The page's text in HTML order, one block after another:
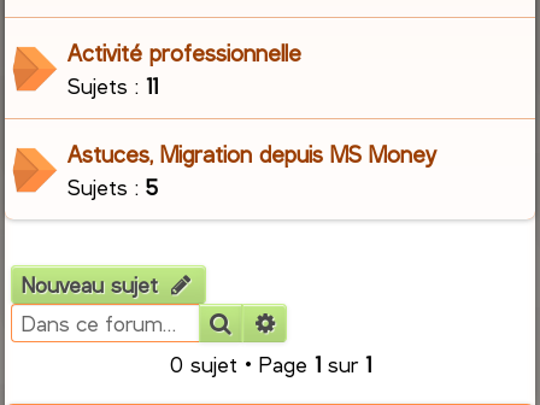
Activité professionnelle
Sujets :11
Astuces, Migration depuis MS Money
Sujets :5
Nouveau sujet
Rechercher
0 sujet • Page 1sur 1